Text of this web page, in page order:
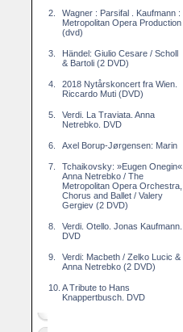
2.
Wagner : Parsifal . Kaufmann :
Metropolitan Opera Production
(dvd)
3.
Händel: Giulio Cesare / Scholl
& Bartoli (2 DVD)
4.
2018 Nytårskoncert fra Wien.
Riccardo Muti (DVD)
5.
Verdi. La Traviata. Anna
Netrebko. DVD
6. Axel Borup-Jørgensen: Marin
7.
Tchaikovsky: »Eugen Onegin«.
Anna Netrebko / The
Metropolitan Opera Orchestra,
Chorus and Ballet / Valery
Gergiev (2 DVD)
8.
Verdi. Otello. Jonas Kaufmann.
DVD
9.
Verdi: Macbeth / Zelko Lucic &
Anna Netrebko (2 DVD)
10. A Tribute to Hans
Knappertbusch. DVD